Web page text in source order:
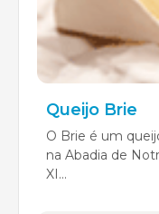
Queijo Brie
O Brie é um
na Abadia de
XI...